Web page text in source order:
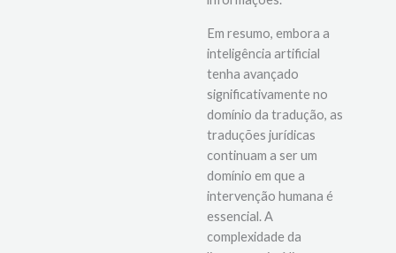
Em resumo, embora a
inteligência artificial
tenha avançado
significativamente no
domínio da tradução, as
traduções jurídicas
continuam a ser um
domínio em que a
intervenção humana é
essencial. A
complexidade da